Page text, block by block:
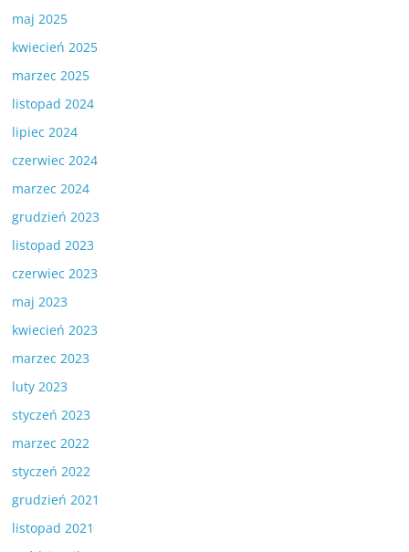
maj 2025
kwiecień 2025
marzec 2025
listopad 2024
lipiec 2024
czerwiec 2024
marzec 2024
grudzień 2023
listopad 2023
czerwiec 2023
maj 2023
kwiecień 2023
marzec 2023
luty 2023
styczeń 2023
marzec 2022
styczeń 2022
grudzień 2021
listopad 2021